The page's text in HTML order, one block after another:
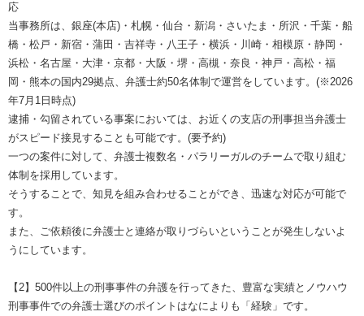
応
当事務所は、銀座(本店)・札幌・仙台・新潟・さいたま・所沢・千葉・船
橋・松戸・新宿・蒲田・吉祥寺・八王子・横浜・川崎・相模原・静岡・
浜松・名古屋・大津・京都・大阪・堺・高槻・奈良・神戸・高松・福
岡・熊本の国内29拠点、弁護士約50名体制で運営をしています。(※2026
年7月1日時点)
逮捕・勾留されている事案においては、お近くの支店の刑事担当弁護士
がスピード接見することも可能です。(要予約)
一つの案件に対して、弁護士複数名・パラリーガルのチームで取り組む
体制を採用しています。
そうすることで、知見を組み合わせることができ、迅速な対応が可能で
す。
また、ご依頼後に弁護士と連絡が取りづらいということが発生しないよ
うにしています。
【2】500件以上の刑事事件の弁護を行ってきた、豊富な実績とノウハウ
刑事事件での弁護士選びのポイントはなによりも「経験」です。